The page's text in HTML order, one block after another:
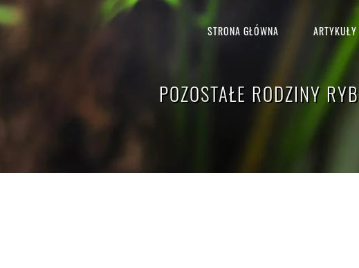
STRONA GŁÓWNA ARTYKUŁY
POZOSTAŁE RODZINY RYB